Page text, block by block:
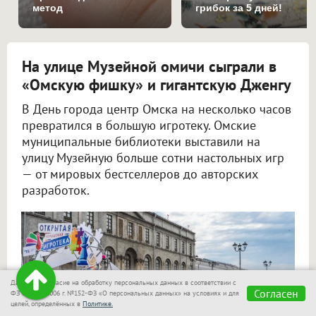
метод
грибок за 5 дней!
На улице Музейной омичи сыграли в
«Омскую фишку» и гигантскую Дженгу
В День города центр Омска на несколько часов
превратился в большую игротеку. Омские
муниципальные библиотеки выставили на
улицу Музейную больше сотни настольных игр
— от мировых бестселлеров до авторских
разработок.
Даю своё согласие на обработку персональных данных в соответствии с
ФЗ от 27.07.2006 г. №152-ФЗ «О персональных данных» на условиях и для
целей, определённых в Политике.
Согласен